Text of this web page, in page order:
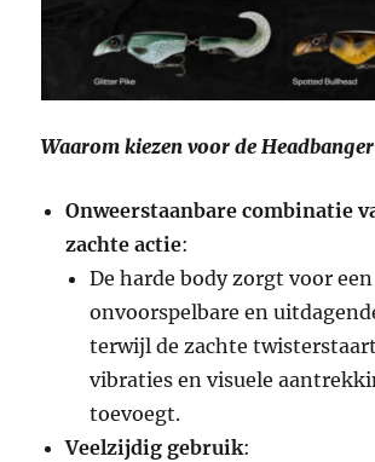
Waarom kiezen voor de
Onweerstaanbare combinatie
zachte actie:
De harde body zorgt voor een
onvoorspelbare en
terwijl de zachte
vibraties en visuele
toevoegt.
Veelzijdig gebruik: